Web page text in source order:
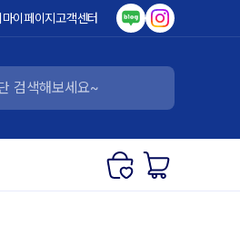
마이페이지고객센터